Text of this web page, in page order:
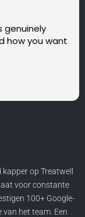
genuinely
how you want
kapper op Treatwell
voor constante
100+ Google-
het team. Een